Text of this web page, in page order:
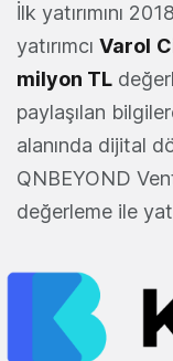
İlk yatırımını
yatırımcı Varol
milyon TL
paylaşılan
alanında dijital
QNBEYOND
değerleme ile